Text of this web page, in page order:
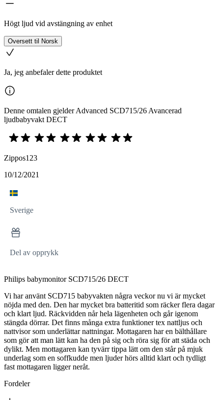
Högt ljud vid avstängning av enhet
Oversett til Norsk
Ja, jeg anbefaler dette produktet
Denne omtalen gjelder Advanced SCD715/26 Avancerad
ljudbabyvakt DECT
Zippos123
10/12/2021
Sverige
Del av opprykk
Philips babymonitor SCD715/26 DECT
Vi har använt SCD715 babyvakten några veckor nu vi är mycket
nöjda med den. Den har mycket bra batteritid som räcker flera dagar
och klart ljud. Räckvidden når hela lägenheten och går igenom
stängda dörrar. Det finns många extra funktioner tex nattljus och
nattvisor som underlättar nattningar. Mottagaren har en bälthållare
som gör att man lätt kan ha den på sig och röra sig för att städa och
dylikt. Men mottagaren kan tyvärr tippa lätt om den står på mjuk
underlag som en soffkudde men ljuder hörs alltid klart och tydligt
fast mottagaren ligger neråt.
Fordeler